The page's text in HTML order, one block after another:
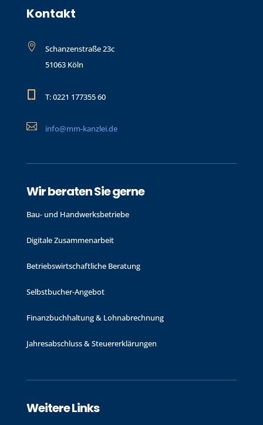
Kontakt

Schanzenstraße 23c
51063 Köln
 T: 0221 177355 60
 info@mm-kanzlei.de
Wir beraten Sie gerne
Bau- und Handwerks­betriebe
Digitale Zusammenarbeit
Betriebswirtschaftliche Beratung
Selbstbucher-Angebot
Finanzbuchhaltung & Lohnabrechnung
Jahres­abschluss & Steuer­erklärungen
Weitere Links